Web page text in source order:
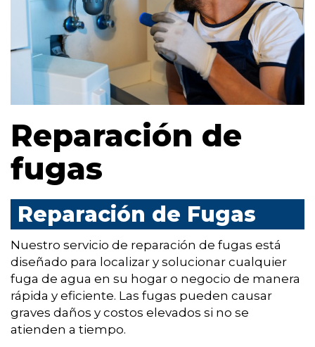
Reparación de
fugas
Reparación de Fugas
Nuestro servicio de reparación de fugas está
diseñado para localizar y solucionar cualquier
fuga de agua en su hogar o negocio de manera
rápida y eficiente. Las fugas pueden causar
graves daños y costos elevados si no se
atienden a tiempo.